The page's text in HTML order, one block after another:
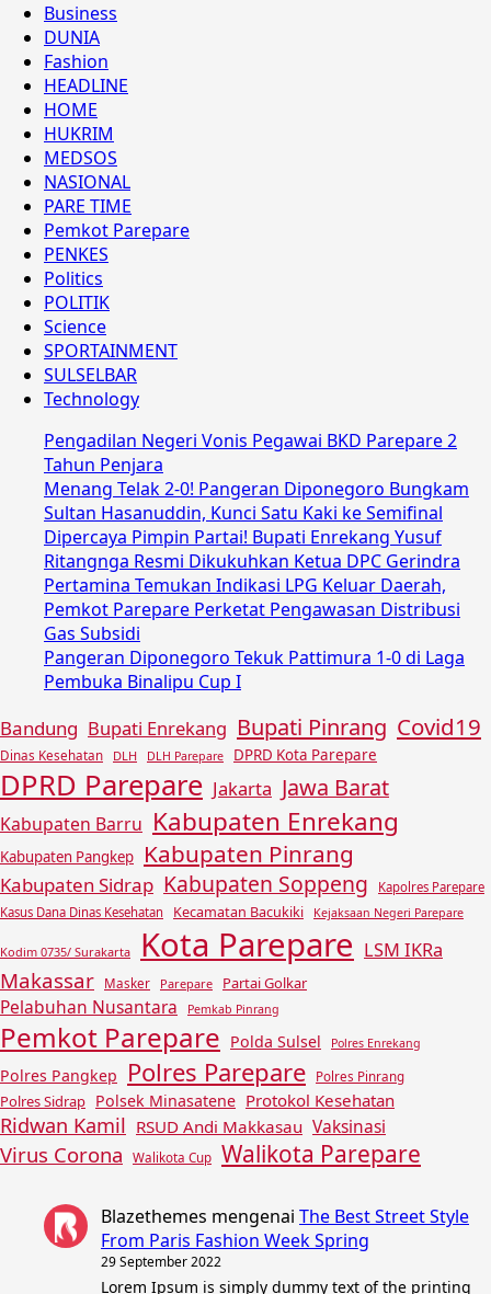
Business
DUNIA
Fashion
HEADLINE
HOME
HUKRIM
MEDSOS
NASIONAL
PARE TIME
Pemkot Parepare
PENKES
Politics
POLITIK
Science
SPORTAINMENT
SULSELBAR
Technology
Pengadilan Negeri Vonis Pegawai BKD Parepare 2
Tahun Penjara
Menang Telak 2-0! Pangeran Diponegoro Bungkam
Sultan Hasanuddin, Kunci Satu Kaki ke Semifinal
Dipercaya Pimpin Partai! Bupati Enrekang Yusuf
Ritangnga Resmi Dikukuhkan Ketua DPC Gerindra
Pertamina Temukan Indikasi LPG Keluar Daerah,
Pemkot Parepare Perketat Pengawasan Distribusi
Gas Subsidi
Pangeran Diponegoro Tekuk Pattimura 1-0 di Laga
Pembuka Binalipu Cup I
Bandung Bupati Enrekang Bupati Pinrang Covid19
Dinas Kesehatan DLH DLH Parepare DPRD Kota Parepare
DPRD Parepare Jakarta Jawa Barat
Kabupaten Barru Kabupaten Enrekang
Kabupaten Pangkep Kabupaten Pinrang
Kabupaten Sidrap Kabupaten Soppeng
Kapolres Parepare
Kasus Dana Dinas Kesehatan
Kecamatan Bacukiki Kejaksaan Negeri Parepare
Kodim 0735/ Surakarta Kota Parepare LSM IKRa
Makassar Masker Parepare Partai Golkar
Pelabuhan Nusantara Pemkab Pinrang
Pemkot Parepare Polda Sulsel Polres Enrekang
Polres Pangkep Polres Parepare Polres Pinrang
Polres Sidrap Polsek Minasatene Protokol Kesehatan
Ridwan Kamil RSUD Andi Makkasau Vaksinasi
Virus Corona Walikota Cup Walikota Parepare
Blazethemes mengenai The Best Street Style
From Paris Fashion Week Spring
29 September 2022
Lorem Ipsum is simply dummy text of the printing